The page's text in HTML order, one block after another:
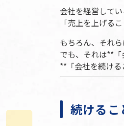
会社を経営してい
「売上を上げる
もちろん、それら
でも、それは**「
**「会社を続ける
続けるこ